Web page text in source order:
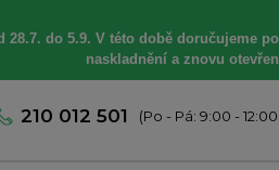
28.7. do 5.9. V této době doručujeme
naskladnění a znovu
210 012 501 (Po - Pá: 9:00 -